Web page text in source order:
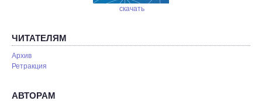
скачать
ЧИТАТЕЛЯМ
Архив
Ретракция
АВТОРАМ